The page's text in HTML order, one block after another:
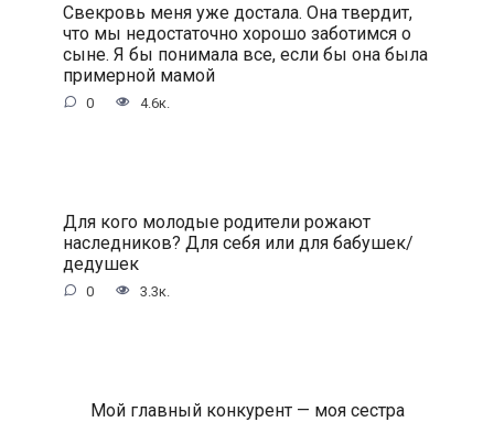
Свекровь меня уже достала. Она твердит,
что мы недостаточно хорошо заботимся о
сыне. Я бы понимала все, если бы она была
примерной мамой
0 4.6к.
Для кого молодые родители рожают
наследников? Для себя или для бабушек/
дедушек
0 3.3к.
Мой главный конкурент — моя сестра